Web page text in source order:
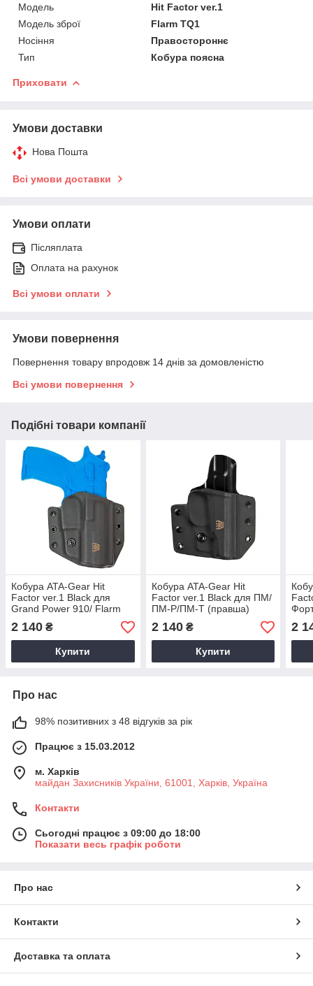
Мoдель
Hit Factor ver.1
Модель зброї
Flarm TQ1
Носіння
Правостороннє
Тип
Кобура поясна
Приховати
Умови доставки
Нова Пошта
Всі умови доставки
Умови оплати
Післяплата
Оплата на рахунок
Всі умови оплати
Умови повернення
Повернення товару впродовж 14 днів за домовленістю
Всі умови повернення
Подібні товари компанії
Кобура ATA-Gear Hit
Factor ver.1 Black для
Grand Power 910/ Flarm
GP T910 (правша)
2 140 ₴
Купити
Кобура ATA-Gear Hit
Factor ver.1 Black для ПМ/
ПМ-Р/ПМ-Т (правша)
2 140₴
Купити
2
Про нас
98% позитивних з 48 відгуків за рік
Працює з 15.03.2012
м. Харків
майдан Захисників України, 61001, Харків, Україна
Контакти
Сьогодні працює з 09:00 до 18:00
Показати весь графік роботи
Про нас
Контакти
Доставка та оплата